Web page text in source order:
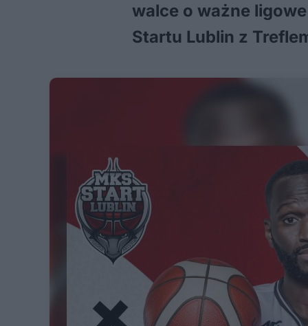
walce o ważne
Startu Lublin z